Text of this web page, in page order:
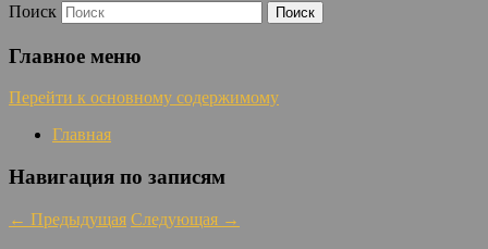
Поиск
Главное меню
Перейти к основному содержимому
Главная
Навигация по записям
← Предыдущая Следующая →